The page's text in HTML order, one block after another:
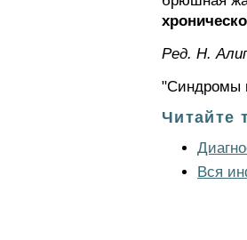
Ред. Н.
"Синдромы
Читайте
Вся